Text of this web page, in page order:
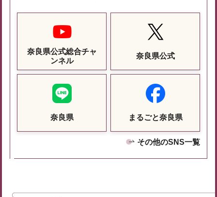
奈良県公式総合チャ
ンネル
奈良県公式
奈良県 まるごと奈良県
その他のSNS一覧